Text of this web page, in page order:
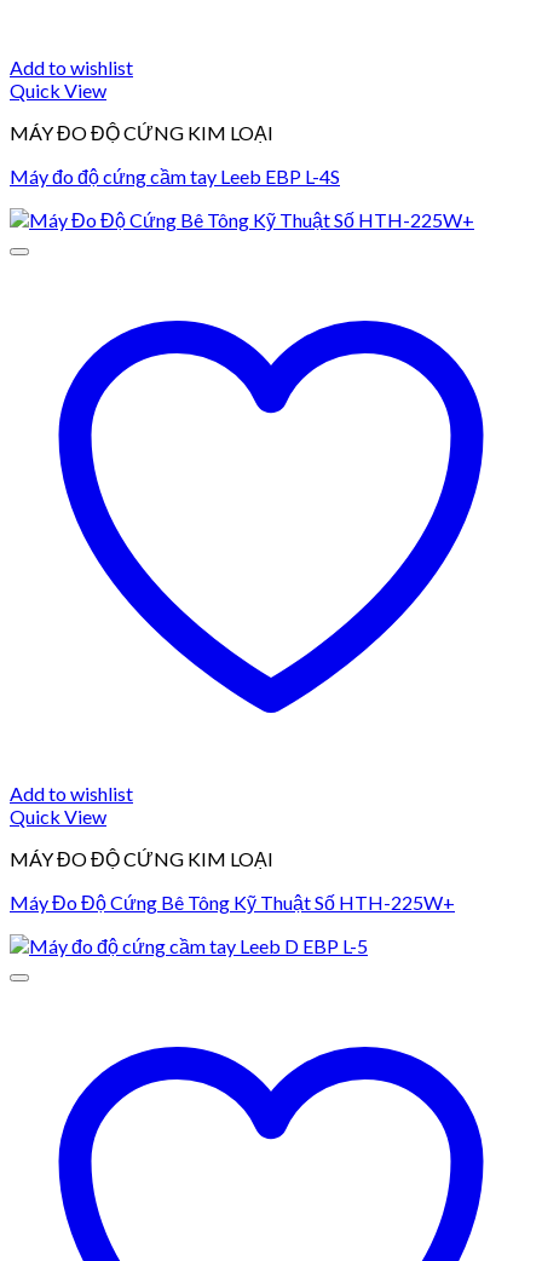
Add to wishlist
Quick View
MÁY ĐO ĐỘ CỨNG KIM LOẠI
Máy đo độ cứng cầm tay Leeb EBP L-4S
Add to wishlist
Quick View
MÁY ĐO ĐỘ CỨNG KIM LOẠI
Máy Đo Độ Cứng Bê Tông Kỹ Thuật Số HTH-225W+